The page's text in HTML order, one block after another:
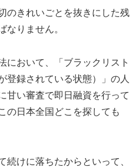
のきれいごとを抜きにした残
なりません。
において、「ブラックリスト
登録されている状態）」の人
甘い審査で即日融資を行って
の日本全国どこを探しても
続けに落ちたからといって、